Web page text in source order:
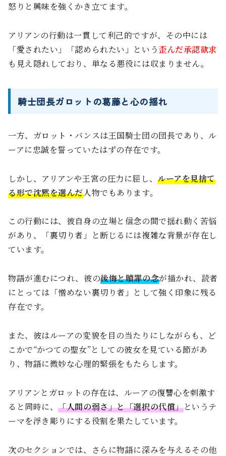
怒りと興味を強くかき立てます。
アリアンの行動は一貫して利己的ですが、その中には
「愛されたい」「認められたい」という 歪んだ承認欲求
も見え隠れしており、単なる悪役には収まりません。
騎士団長ガロットの葛藤と心の揺れ
一方、ガロット・バンスは王国騎士団の団長であり、ル
ーアに忠誠を誓っていたはずの存在です。
しかし、アリアンや王宮の圧力に屈し、ルーアを見捨て
る形で沈黙を選んだ人物でもあります。
この行動には、彼自身の立場と信念の間で揺れ動く苦悩
があり、「裏切り者」と断じるには複雑な背景が存在し
ています。
物語が進むにつれ、彼の後悔と贖罪の念が描かれ、読者
にとっては「憎めない裏切り者」として強く印象に残る
存在です。
また、彼はルーアの変貌を目の当たりにしながらも、ど
こかで“かつての聖女”としての彼女を見ている節があ
り、物語に微妙な心理的緊張をもたらします。
アリアンとガロットの存在は、ルーアの復讐心を刺激す
ると同時に、「人間の弱さ」と「選択の代償」というテ
ーマを浮き彫りにする役割を果たしています。
次のセクションでは、さらに物語に深みを与えるその他